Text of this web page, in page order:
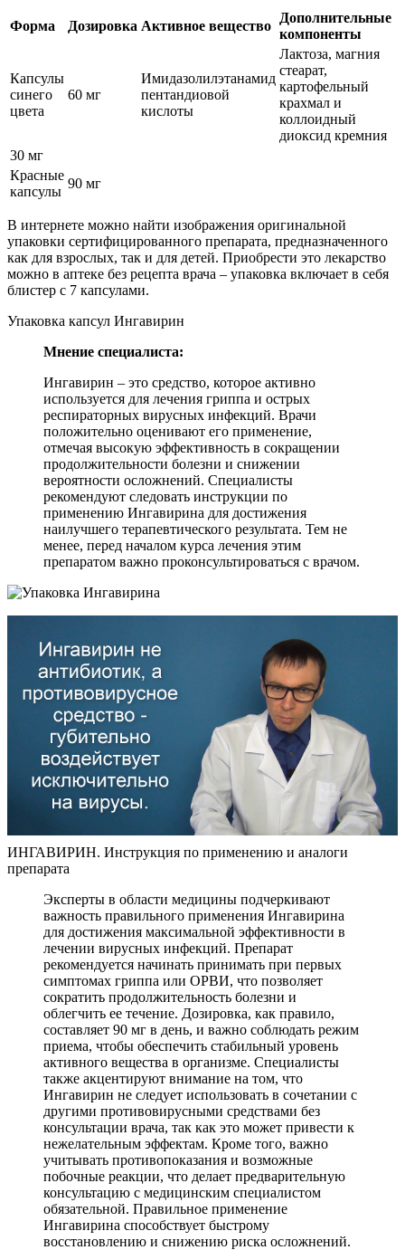
Форма Дозировка Активное вещество
Дополнительные
компоненты
Капсулы
синего
цвета
60 мг
Имидазолилэтанамид
пентандиовой
кислоты
Лактоза, магния
стеарат,
картофельный
крахмал и
коллоидный
диоксид кремния
30 мг
Красные
капсулы
90 мг
В интернете можно найти изображения оригинальной
упаковки сертифицированного препарата, предназначенного
как для взрослых, так и для детей. Приобрести это лекарство
можно в аптеке без рецепта врача – упаковка включает в себя
блистер с 7 капсулами.
Упаковка капсул Ингавирин
Мнение специалиста:
Ингавирин – это средство, которое активно
используется для лечения гриппа и острых
респираторных вирусных инфекций. Врачи
положительно оценивают его применение,
отмечая высокую эффективность в сокращении
продолжительности болезни и снижении
вероятности осложнений. Специалисты
рекомендуют следовать инструкции по
применению Ингавирина для достижения
наилучшего терапевтического результата. Тем не
менее, перед началом курса лечения этим
препаратом важно проконсультироваться с врачом.
ИНГАВИРИН. Инструкция по применению и аналоги
препарата
Эксперты в области медицины подчеркивают
важность правильного применения Ингавирина
для достижения максимальной эффективности в
лечении вирусных инфекций. Препарат
рекомендуется начинать принимать при первых
симптомах гриппа или ОРВИ, что позволяет
сократить продолжительность болезни и
облегчить ее течение. Дозировка, как правило,
составляет 90 мг в день, и важно соблюдать режим
приема, чтобы обеспечить стабильный уровень
активного вещества в организме. Специалисты
также акцентируют внимание на том, что
Ингавирин не следует использовать в сочетании с
другими противовирусными средствами без
консультации врача, так как это может привести к
нежелательным эффектам. Кроме того, важно
учитывать противопоказания и возможные
побочные реакции, что делает предварительную
консультацию с медицинским специалистом
обязательной. Правильное применение
Ингавирина способствует быстрому
восстановлению и снижению риска осложнений.